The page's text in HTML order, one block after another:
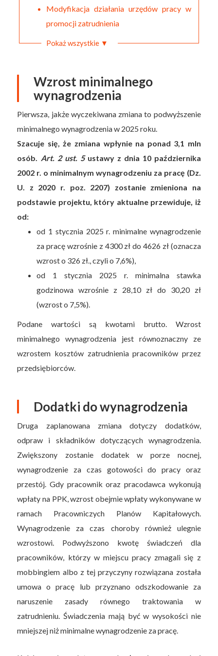
Modyfikacja działania urzędów pracy w
promocji zatrudnienia
Pokaż wszystkie ▼
Wzrost minimalnego
wynagrodzenia
Pierwsza, jakże wyczekiwana zmiana to podwyższenie
minimalnego wynagrodzenia w 2025 roku.
Szacuje się, że zmiana wpłynie na ponad 3,1 mln
osób. Art. 2 ust. 5ustawy z dnia 10 października
2002 r. o minimalnym wynagrodzeniu za pracę (Dz.
U. z 2020 r. poz. 2207) zostanie zmieniona na
podstawie projektu, który aktualne przewiduje, iż
od:
od 1 stycznia 2025 r. minimalne wynagrodzenie
za pracę wzrośnie z 4300 zł do 4626 zł (oznacza
wzrost o 326 zł., czyli o 7,6%),
od 1 stycznia 2025 r. minimalna stawka
godzinowa wzrośnie z 28,10 zł do 30,20 zł
(wzrost o 7,5%).
Podane wartości są kwotami brutto. Wzrost
minimalnego wynagrodzenia jest równoznaczny ze
wzrostem kosztów zatrudnienia pracowników przez
przedsiębiorców.
Dodatki do wynagrodzenia
Druga zaplanowana zmiana dotyczy dodatków,
odpraw i składników dotyczących wynagrodzenia.
Zwiększony zostanie dodatek w porze nocnej,
wynagrodzenie za czas gotowości do pracy oraz
przestój. Gdy pracownik oraz pracodawca wykonują
wpłaty na PPK, wzrost obejmie wpłaty wykonywane w
ramach Pracowniczych Planów Kapitałowych.
Wynagrodzenie za czas choroby również ulegnie
wzrostowi. Podwyższono kwotę świadczeń dla
pracowników, którzy w miejscu pracy zmagali się z
mobbingiem albo z tej przyczyny rozwiązana została
umowa o pracę lub przyznano odszkodowanie za
naruszenie zasady równego traktowania w
zatrudnieniu. Świadczenia mają być w wysokości nie
mniejszej niż minimalne wynagrodzenie za pracę.